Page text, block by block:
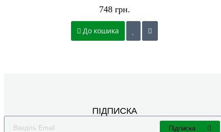
748 грн.
До кошика
ПІДПИСКА
Підписка